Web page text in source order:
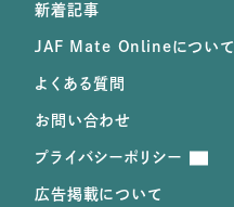
新着記事
JAF Mate Onlineについて
よくある質問
お問い合わせ
プライバシーポリシー
広告掲載について